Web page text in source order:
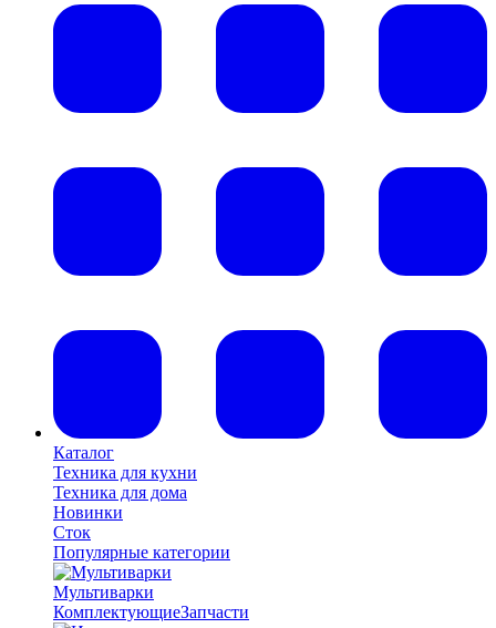
Каталог
Техника для кухни
Техника для дома
Новинки
Сток
Популярные категории
Мультиварки
КомплектующиеЗапчасти